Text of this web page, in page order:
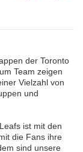
der Toronto
Team zeigen
Vielzahl von
und
ist mit den
die Fans ihre
sind unsere